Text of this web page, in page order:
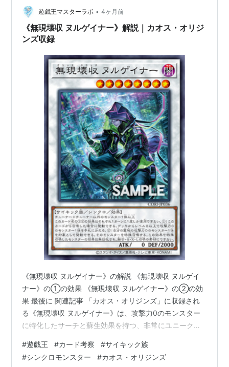
遊戯王マスターラボ • 4ヶ月前
《無現壊収 ヌルゲイナー》解説｜カオス・オリジ
ンズ収録
《無現壊収 ヌルゲイナー》の解説 《無現壊収 ヌルゲイ
ナー》の①の効果 《無現壊収 ヌルゲイナー》の②の効
果 最後に 関連記事 「カオス・オリジンズ」に収録され
る《無現壊収 ヌルゲイナー》は、攻撃力0のモンスター
に特化したサーチと蘇生効果を持つ、非常にユニークな
しそうな性能ですが、対応するカードをうまく組み合わ
せることで、 他にはない独特の展開やリソース確保が可
#遊戯王 #カード考察 #サイキック族
#シンクロモンスター #カオス・オリジンズ